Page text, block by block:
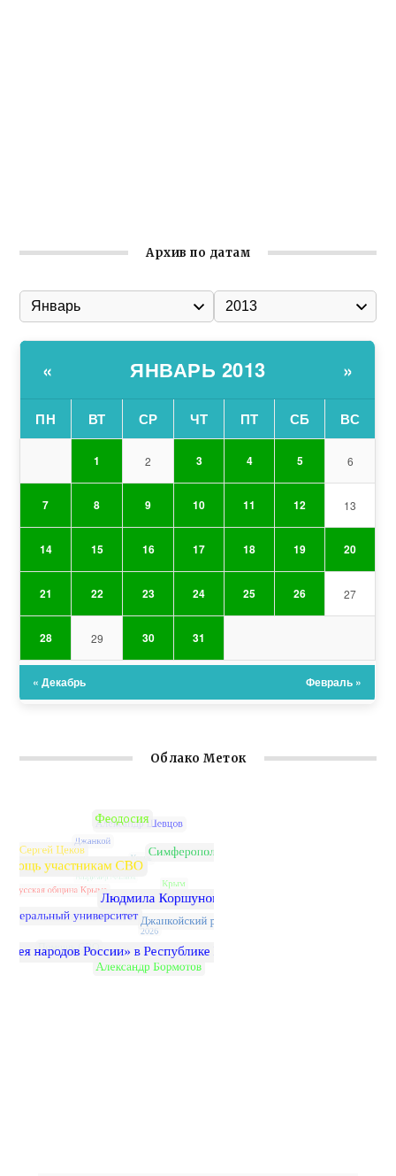
Архив по датам
« ЯНВАРЬ 2013 »
ПН ВТ СР ЧТ ПТ СБ ВС
1 2 3 4 5 6
7 8 9 10 11 12 13
14 15 16 17 18 19 20
21 22 23 24 25 26 27
28 29 30 31
« Декабрь Февраль »
Облако Меток